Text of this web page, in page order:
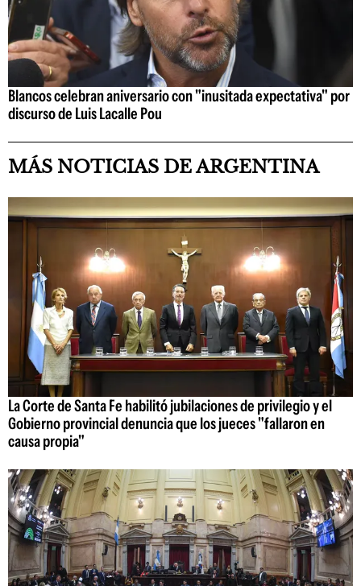
Blancos celebran aniversario con "inusitada expectativa" por
discurso de Luis Lacalle Pou
MÁS NOTICIAS DE ARGENTINA
La Corte de Santa Fe habilitó jubilaciones de privilegio y el
Gobierno provincial denuncia que los jueces "fallaron en
causa propia"